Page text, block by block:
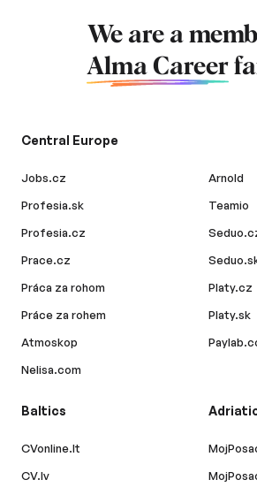
We are a
Alma Career
Central Europe
Jobs.cz
Profesia.sk
Profesia.cz
Prace.cz
Práca za rohom
Práce za rohem
Atmoskop
Nelisa.com
Arnold
Teamio
Platy.cz
Platy.sk
Baltics
CVonline.lt
CV.lv